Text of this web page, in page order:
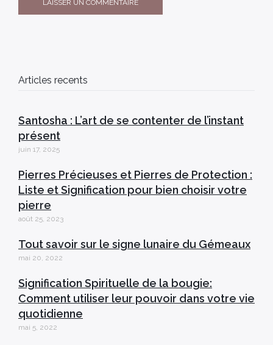
Articles recents
Santosha : L’art de se contenter de l’instant
présent
juin 17, 2025
Pierres Précieuses et Pierres de Protection :
Liste et Signification pour bien choisir votre
pierre
août 25, 2023
Tout savoir sur le signe lunaire du Gémeaux
mai 20, 2022
Signification Spirituelle de la bougie:
Comment utiliser leur pouvoir dans votre vie
quotidienne
mai 5, 2022